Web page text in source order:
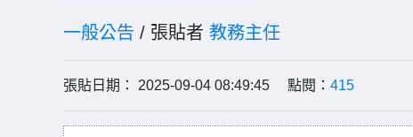
一般公告 / 張貼者 教務主任
張貼日期： 2025-09-04 08:49:45 點閱： 415